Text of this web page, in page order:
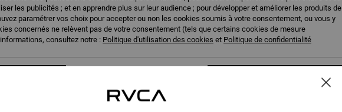
les publicités ; et en apprendre plus sur leur audience ; pour développer et améliorer les produits de
paramétrer vos choix pour accepter ou non les cookies soumis à votre consentement, ou vous y
concernés ne relèvent pas de votre consentement (tels que certains cookies de mesure
consultez notre : Politique d'utilisation des cookies et Politique de confidentialité